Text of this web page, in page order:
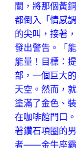
關，將那個黃
都倒入「情感
的尖叫，接著
發出警告。「
能量！目標：
部，一個巨大
天空。然而，
塗滿了金色、
在咖啡館門口
著鑽石項圈的
者——金牛座霸